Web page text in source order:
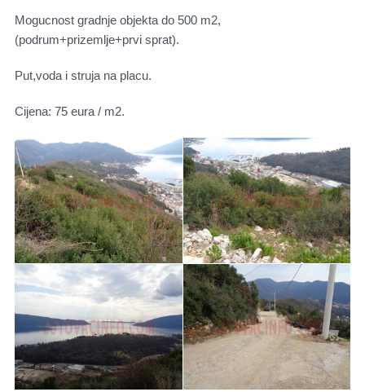
Mogucnost gradnje objekta do 500 m2,
(podrum+prizemlje+prvi sprat).
Put,voda i struja na placu.
Cijena: 75 eura / m2.